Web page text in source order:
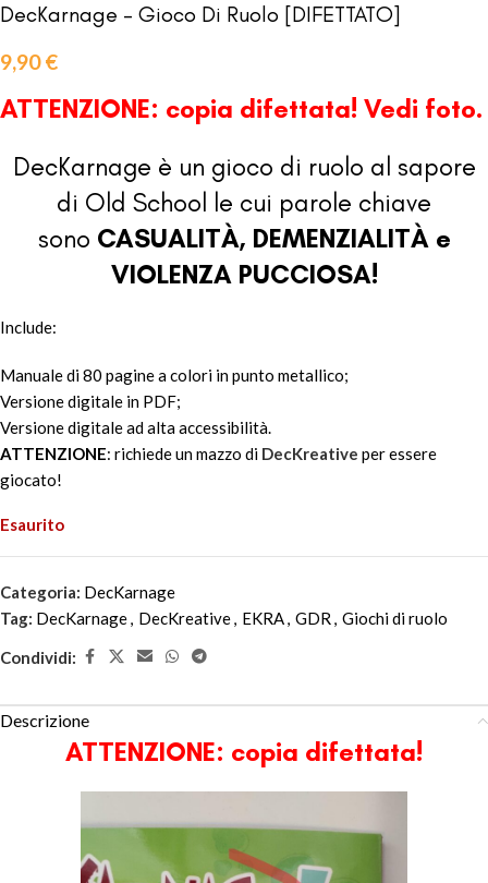
DecKarnage – Gioco Di Ruolo [DIFETTATO]
9,90€
ATTENZIONE: copia difettata! Vedi foto.
DecKarnage è un gioco di ruolo al sapore
di Old School le cui parole chiave
sono CASUALITÀ, DEMENZIALITÀ e
VIOLENZA PUCCIOSA!
Include:
Manuale di 80 pagine a colori in punto metallico;
Versione digitale in PDF;
Versione digitale ad alta accessibilità.
ATTENZIONE: richiede un mazzo di DecKreative per essere
giocato!
Esaurito
Categoria: DecKarnage
Tag: DecKarnage, DecKreative, EKRA, GDR , Giochi di ruolo
Condividi:
Descrizione
ATTENZIONE: copia difettata!